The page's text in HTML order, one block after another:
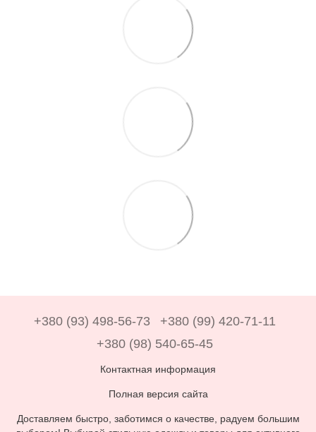
+380 (93) 498-56-73
+380 (99) 420-71-11
+380 (98) 540-65-45
Контактная информация
Полная версия сайта
Доставляем быстро, заботимся о качестве, радуем большим